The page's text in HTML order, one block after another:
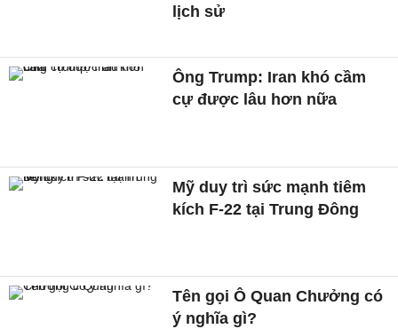
lịch sử
Ông Trump: Iran khó cầm
cự được lâu hơn nữa
Mỹ duy trì sức mạnh tiêm
kích F-22 tại Trung Đông
Tên gọi Ô Quan Chưởng có
ý nghĩa gì?